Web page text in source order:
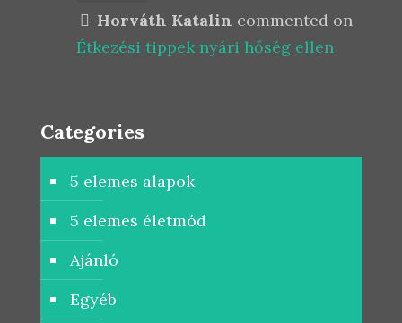
Horváth Katalin commented on
Étkezési tippek nyári hőség ellen
Categories
5 elemes alapok
5 elemes életmód
Ajánló
Egyéb